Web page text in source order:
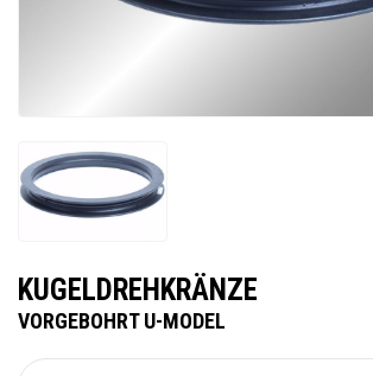
KUGELDREHKRÄNZE
VORGEBOHRT U-MODEL